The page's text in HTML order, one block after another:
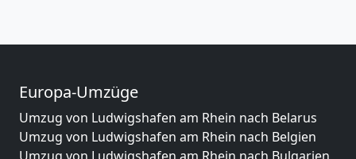
Europa-Umzüge
Umzug von Ludwigshafen am Rhein nach Belarus
Umzug von Ludwigshafen am Rhein nach Belgien
Umzug von Ludwigshafen am Rhein nach Bulgarien